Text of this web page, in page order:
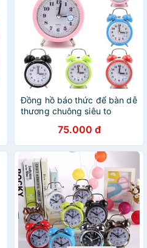
Đồng hồ báo thức để bàn dễ
thương chuông siêu to
75.000 đ